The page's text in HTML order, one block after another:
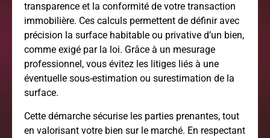
transparence et la conformité de votre transaction
immobilière. Ces calculs permettent de définir avec
précision la surface habitable ou privative d’un bien,
comme exigé par la loi. Grâce à un mesurage
professionnel, vous évitez les litiges liés à une
éventuelle sous-estimation ou surestimation de la
surface.
Cette démarche sécurise les parties prenantes, tout
en valorisant votre bien sur le marché. En respectant